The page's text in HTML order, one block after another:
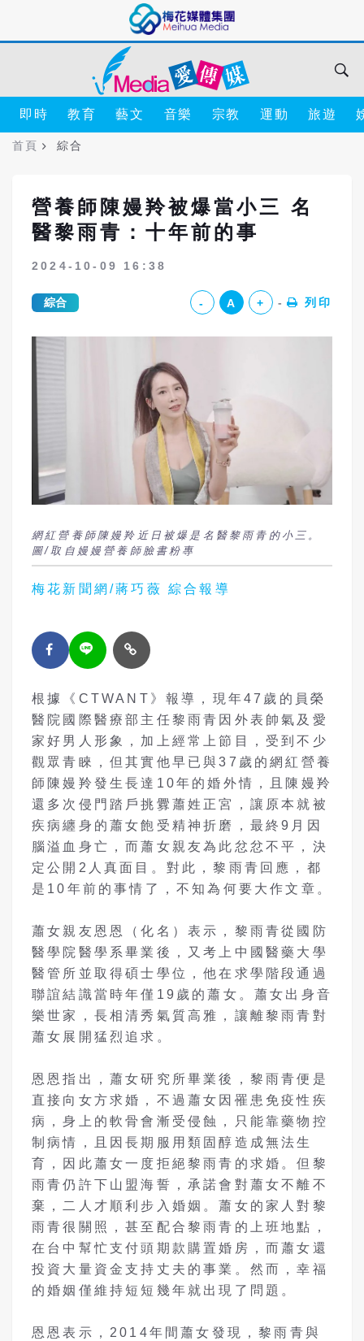
即時 教育 藝文 音樂 宗教 運動 旅遊
首頁 綜合
營養師陳嫚羚被爆當小三 名
醫黎雨青：十年前的事
2024-10-09 16:38
綜合 - A + 列印
網紅營養師陳嫚羚近日被爆是名醫黎雨青的小三。
圖/取自嫚嫚營養師臉書粉專
梅花新聞網/蔣巧薇 綜合報導
根據《CTWANT》報導，現年47歲的員榮
醫院國際醫療部主任黎雨青因外表帥氣及愛
家好男人形象，加上經常上節目，受到不少
觀眾青睞，但其實他早已與37歲的網紅營養
師陳嫚羚發生長達10年的婚外情，且陳嫚羚
還多次侵門踏戶挑釁蕭姓正宮，讓原本就被
疾病纏身的蕭女飽受精神折磨，最終9月因
腦溢血身亡，而蕭女親友為此忿忿不平，決
定公開2人真面目。對此，黎雨青回應，都
是10年前的事情了，不知為何要大作文章。
蕭女親友恩恩（化名）表示，黎雨青從國防
醫學院醫學系畢業後，又考上中國醫藥大學
醫管所並取得碩士學位，他在求學階段通過
聯誼結識當時年僅19歲的蕭女。蕭女出身音
樂世家，長相清秀氣質高雅，讓離黎雨青對
蕭女展開猛烈追求。
恩恩指出，蕭女研究所畢業後，黎雨青便是
直接向女方求婚，不過蕭女因罹患免疫性疾
病，身上的軟骨會漸受侵蝕，只能靠藥物控
制病情，且因長期服用類固醇造成無法生
育，因此蕭女一度拒絕黎雨青的求婚。但黎
雨青仍許下山盟海誓，承諾會對蕭女不離不
棄，二人才順利步入婚姻。蕭女的家人對黎
雨青很關照，甚至配合黎雨青的上班地點，
在台中幫忙支付頭期款購置婚房，而蕭女還
投資大量資金支持丈夫的事業。然而，幸福
的婚姻僅維持短短幾年就出現了問題。
恩恩表示，2014年間蕭女發現，黎雨青與